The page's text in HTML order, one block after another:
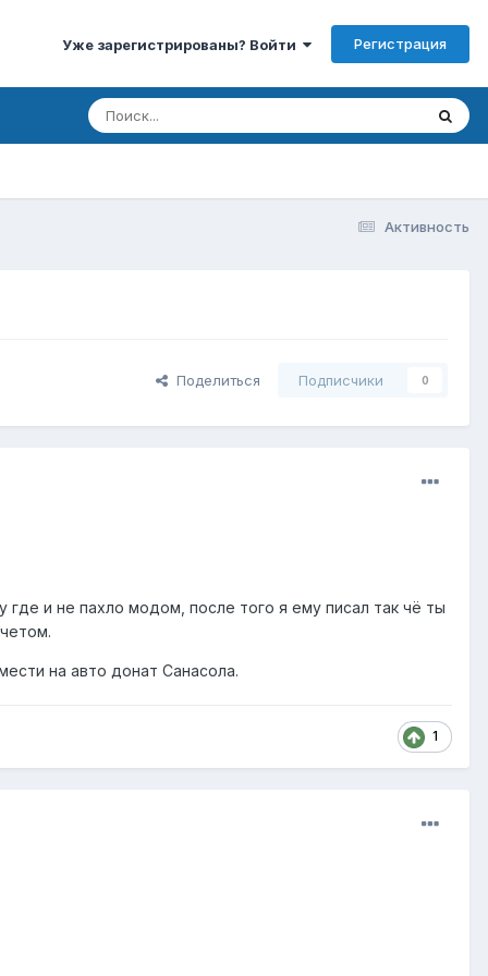
Уже зарегистрированы? Войти Регистрация
Активность
Поделиться Подписчики 0
и не пахло модом, после того я ему писал так чё ты
на авто донат Санасола.
1